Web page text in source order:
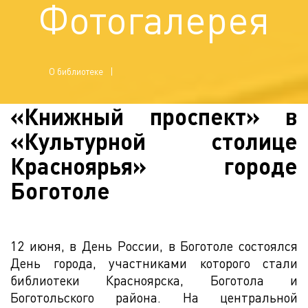
Фотогалерея
О библиотеке
«Книжный проспект» в
«Культурной столице
Красноярья» городе
Боготоле
12 июня, в День России, в Боготоле состоялся
День города, участниками которого стали
библиотеки Красноярска, Боготола и
Боготольского района. На центральной